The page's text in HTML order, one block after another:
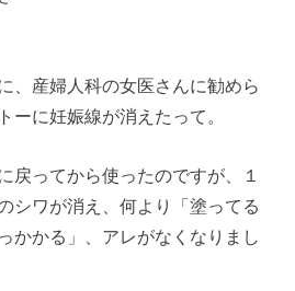
、産婦人科の女医さんに勧めら
に妊娠線が消えたって。
戻ってから使ったのですが、１
シワが消え、何より「塗ってる
かかる」、アレがなくなりまし